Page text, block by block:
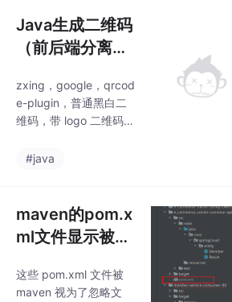
与 IP
一个光纤通信系统的传
输带宽远远大于目前其
它各种传输媒体的带
有光电转换器。将自由
空间称为“非导引型传输
媒体”。无线传输所使用
（即高频通信）主要是
差，传输速率低；微波
在空间
Java生成二维码
（前后端分离项
zxing，google，qrcod
e-plugin，普通黑白二
维码，带 logo 二维码，
的黑白二维码，特殊形
#java
maven的pom.x
ml文件显示被删
这些 pom.xml 文件被
maven 视为了忽略文